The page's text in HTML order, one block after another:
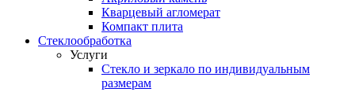
Кварцевый агломерат
Компакт плита
Стеклообработка
Услуги
Стекло и зеркало по индивидуальным
размерам